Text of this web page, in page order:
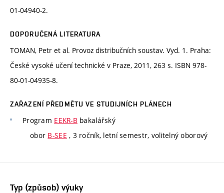
01-04940-2.
DOPORUČENÁ LITERATURA
TOMAN, Petr et al. Provoz distribučních soustav. Vyd. 1. Praha:
České vysoké učení technické v Praze, 2011, 263 s. ISBN 978-
80-01-04935-8.
ZAŘAZENÍ PŘEDMĚTU VE STUDIJNÍCH PLÁNECH
Program EEKR-B bakalářský
obor B-SEE , 3 ročník, letní semestr, volitelný oborový
Typ (způsob) výuky